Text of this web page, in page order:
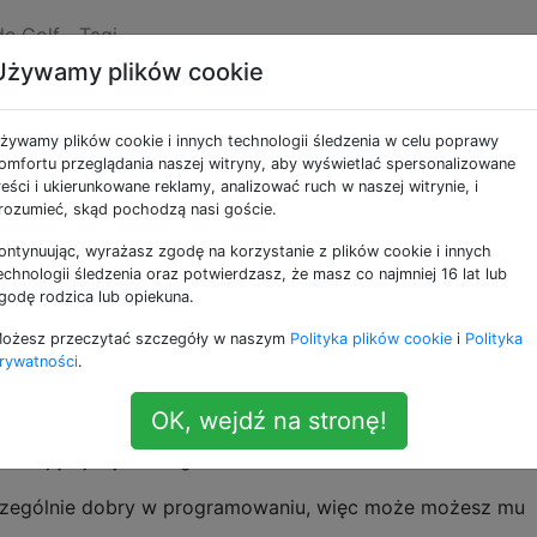
Golf Tagi
się ze wzgórza
Wygląda na to, że on po prostu nigdy nic nie robi i
stoczenia skały pod górę. Zwykle dobrze wykonuje
jest blisko szczytu wzgórza, znów się stacza.
pracą i chce rozwiązać problem naukowo poprzez
się ze wzgórza.
dobry w programowaniu, więc może możesz mu
plików cookie
plików cookie i innych technologii śledzenia w celu poprawy
przeglądania naszej witryny, aby wyświetlać spersonalizowane
i ukierunkowane reklamy, analizować ruch w naszej witrynie, i
skąd pochodzą nasi goście.
wyrażasz zgodę na korzystanie z plików cookie i innych
śledzenia oraz potwierdzasz, że masz co najmniej 16 lat lub
rodzica lub opiekuna.
przeczytać szczegóły w naszym Polityka plików cookie i Polityka
.
OK, wejdź na stronę!